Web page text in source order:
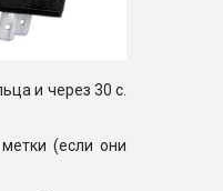
и через 30 с.
(если они